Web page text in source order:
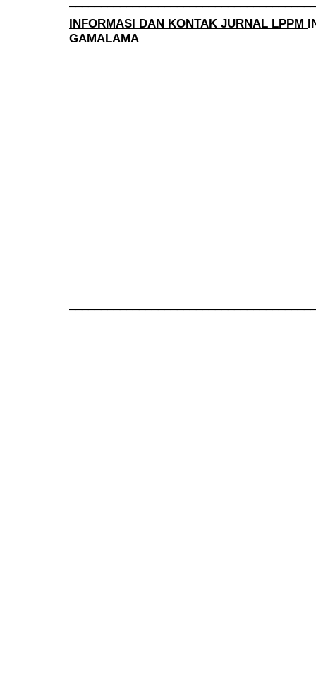
INFORMASI DAN KONTAK JURNAL LPPM
GAMALAMA